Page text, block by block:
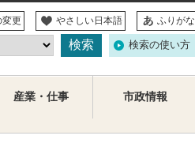
更 やさしい日本語 ふりがな
検索の使い方
産業・仕事 市政情報